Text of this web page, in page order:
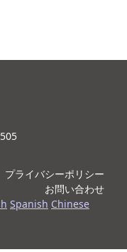
プライバシーポリシー
お問い合わせ
Spanish Chinese